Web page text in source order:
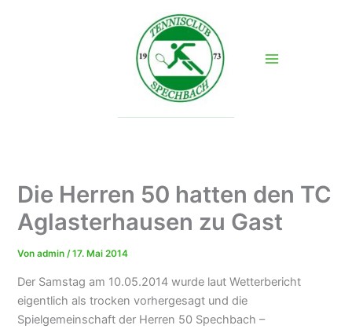
Die Herren 50 hatten den TC
Aglasterhausen zu Gast
Vonadmin/17. Mai 2014
Der Samstag am 10.05.2014 wurde laut Wetterbericht
eigentlich als trocken vorhergesagt und die
Spielgemeinschaft der Herren 50 Spechbach –